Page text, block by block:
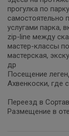
прогулка по
самостоятельно
услугами парка,
zip-line между
мастер-классы
мастерская,
др
Посещение
Ахвенкоски, где
Переезд в
Размещение в